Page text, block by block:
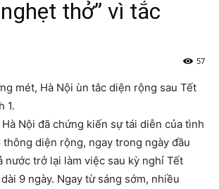
thở” vì tắc
57
Nội đã chứng kiến sự tái diễn của tình
diện rộng, ngay trong ngày đầu
nước trở lại làm việc sau kỳ nghỉ Tết
9 ngày. Ngay từ sáng sớm, nhiều